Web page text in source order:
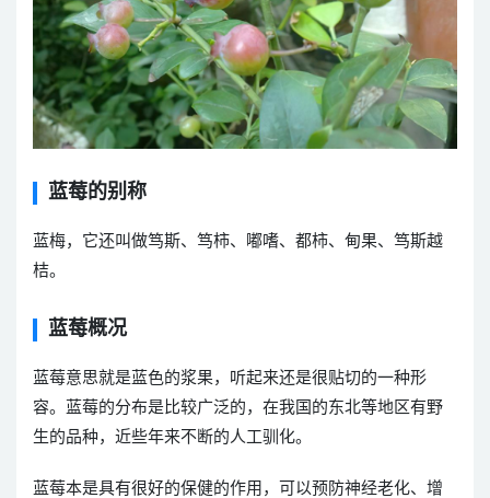
蓝莓的别称
蓝梅，它还叫做笃斯、笃柿、嘟嗜、都柿、甸果、笃斯越
桔。
蓝莓概况
蓝莓意思就是蓝色的浆果，听起来还是很贴切的一种形
容。蓝莓的分布是比较广泛的，在我国的东北等地区有野
生的品种，近些年来不断的人工驯化。
蓝莓本是具有很好的保健的作用，可以预防神经老化、增